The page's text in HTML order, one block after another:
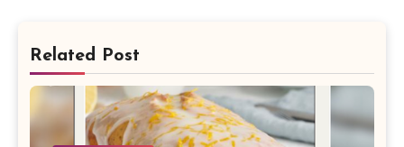
Related Post